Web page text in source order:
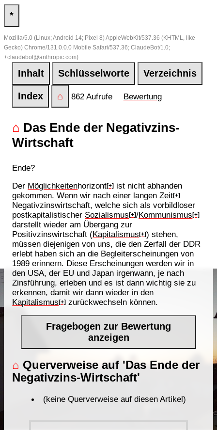
*
Mozilla/5.0 (Linux; Android 14; Pixel 8) AppleWebKit/537.36 (KHTML, like
Gecko) Chrome/131.0.0.0 Mobile Safari/537.36; ClaudeBot/1.0;
+claudebot@anthropic.com)
Inhalt Schlüsselworte Verzeichnis
Index ⌂ 862 Aufrufe Bewertung
⌂ Das Ende der Negativzins-
Wirtschaft
Ende?
Der Möglichkeitenhorizont[+] ist nicht abhanden
gekommen. Wenn wir nach einer langenZeit[+]
Negativzinswirtschaft, welche sich als vorbildloser
postkapitalistischer Sozialismus[+]/Kommunismus[+]
darstellt wieder am Übergang zur
Positivzinswirtschaft (Kapitalismus[+]) stehen,
müssen diejenigen von uns, die den Zerfall der DDR
erlebt haben sich an die Begleiterscheinungen von
1989 erinnern. Diese Erscheinungen werden wir in
den USA, der EU und Japan irgenwann, je nach
Zinsführung, erleben und es ist dann wichtig sie zu
erkennen, damit wir dann wieder in den
Kapitalismus[+] zurückwechseln können.
Fragebogen zur Bewertung
anzeigen
⌂ Querverweise auf 'Das Ende der
Negativzins-Wirtschaft'
(keine Querverweise auf diesen Artikel)